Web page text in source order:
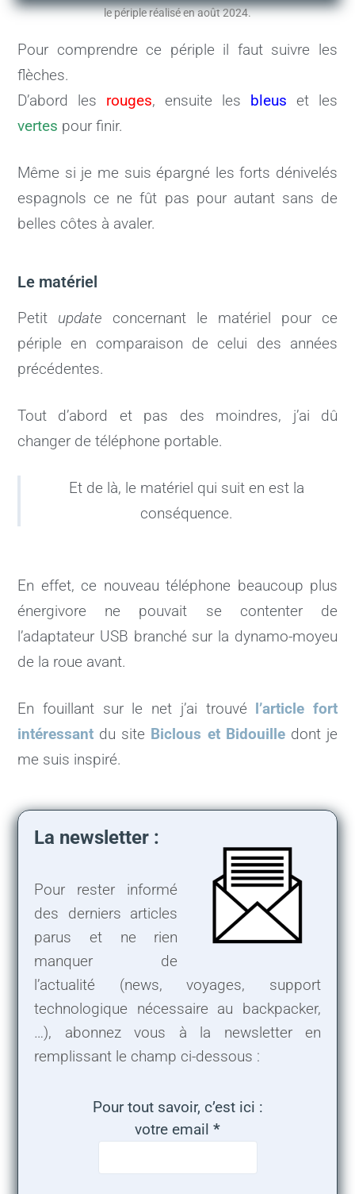
le périple réalisé en août 2024.
Pour comprendre ce périple il faut suivre les
flèches.
D’abord les rouges, ensuite les bleus et les
vertes pour finir.
Même si je me suis épargné les forts dénivelés
espagnols ce ne fût pas pour autant sans de
belles côtes à avaler.
Le matériel
Petit update concernant le matériel pour ce
périple en comparaison de celui des années
précédentes.
Tout d’abord et pas des moindres, j’ai dû
changer de téléphone portable.
Et de là, le matériel qui suit en est la
conséquence.
En effet, ce nouveau téléphone beaucoup plus
énergivore ne pouvait se contenter de
l’adaptateur USB branché sur la dynamo-moyeu
de la roue avant.
En fouillant sur le net j’ai trouvé
l’article fort
intéressant du site Biclous et Bidouilledont je
me suis inspiré.
La newsletter :
Pour rester informé
des derniers articles
parus et ne rien
manquer de
l’actualité (news, voyages, support
technologique nécessaire au backpacker,
…), abonnez vous à la newsletter en
remplissant le champ ci-dessous :
Pour tout savoir, c’est ici :
votre email *